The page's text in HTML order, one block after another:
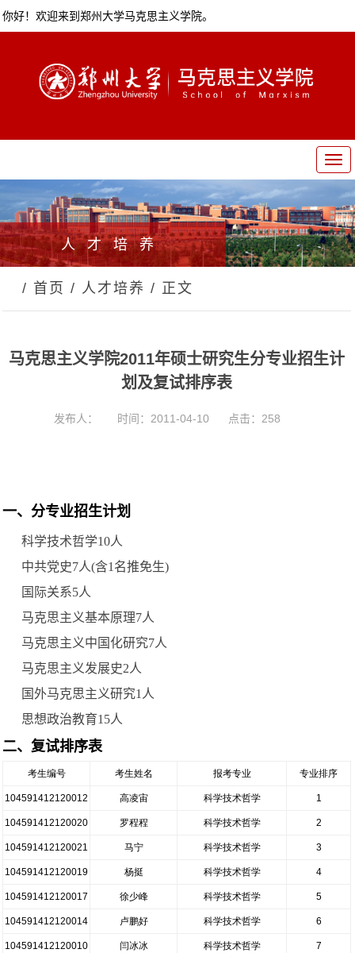
你好！欢迎来到郑州大学马克思主义学院。
T
o
g
l
e
n
i
t
人才培养
/ 首页 / 人才培养 / 正文
马克思主义学院2011年硕士研究生分专业招生计
划及复试排序表
发布人： 时间：2011-04-10 点击： 258
一、分专业招生计划
科学技术哲学10人
中共党史7人(含1名推免生)
国际关系5人
马克思主义基本原理7人
马克思主义中国化研究7人
马克思主义发展史2人
国外马克思主义研究1人
思想政治教育15人
二、复试排序表
考生编号 考生姓名 报考专业 专业排序
104591412120012 高凌宙 科学技术哲学 1
104591412120020 罗程程 科学技术哲学 2
104591412120021 马宁 科学技术哲学 3
104591412120019 杨挺 科学技术哲学 4
104591412120017 徐少峰 科学技术哲学 5
104591412120014 卢鹏好 科学技术哲学 6
104591412120010 闫冰冰 科学技术哲学 7